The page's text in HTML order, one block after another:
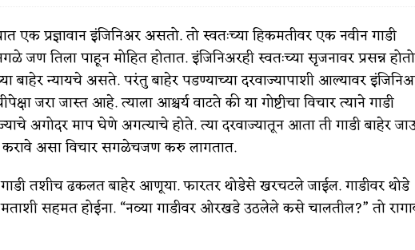
कविता-गझल-चारोळी-वात्रटिका
कविता-गझल-चारोळी-वात्रटिका
वात्रटिका
एक प्रज्ञावान इंजिनिअर असतो. तो स्वतःच्या हिकमतीवर एक नवीन गाडी
तिला पाहून मोहित होतात. इंजिनिअरही स्वतःच्या सृजनावर प्रसन्न
बाहेर न्यायचे असते. परंतु बाहेर पडण्याच्या दरवाज्यापाशी आल्यावर
जरा जास्त आहे. त्याला आश्चर्य वाटते की या गोष्टीचा विचार त्याने गाडी
अगोदर माप घेणे अगत्याचे होते. त्या दरवाज्यातून आता ती गाडी बाहेर
करावे असा विचार सगळेचजण करु लागतात.
तशीच ढकलत बाहेर आणूया. फारतर थोडेसे खरचटले जाईल. गाडीवर थोडे
सहमत होईना. “नव्या गाडीवर ओरखडे उठलेले कसे चालतील?” तो